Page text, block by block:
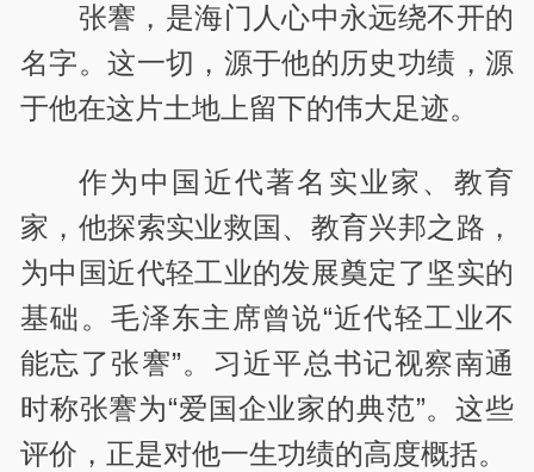
张謇，是海门人心中永远绕不开的
名字。这一切，源于他的历史功绩，源
于他在这片土地上留下的伟大足迹。
作为中国近代著名实业家、教育
家，他探索实业救国、教育兴邦之路，
为中国近代轻工业的发展奠定了坚实的
基础。毛泽东主席曾说“近代轻工业不
能忘了张謇”。习近平总书记视察南通
时称张謇为“爱国企业家的典范”。这些
评价，正是对他一生功绩的高度概括。